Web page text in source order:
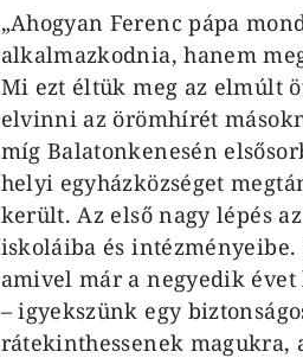
„Ahogyan Ferenc pápa
alkalmazkodnia, hanem
Mi ezt éltük meg az elmúlt
elvinni az örömhírét
míg Balatonkenesén
helyi egyházközséget
került. Az első nagy lépés
iskoláiba és
amivel már a negyedik
– igyekszünk egy
rátekinthessenek magukra,